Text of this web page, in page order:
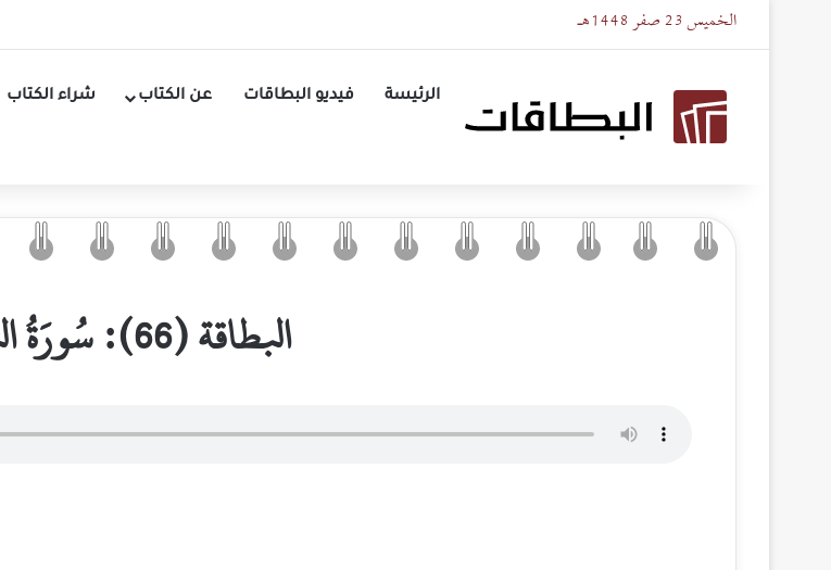
الخميس 23 صفر 1448هـ
الرئيسة فيديو البطاقات عن الكتاب شراء الكتاب
البطاقة (66): سُورَةُ التَّحۡرِيمِ